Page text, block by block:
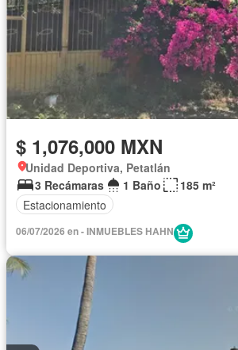
$ 1,076,000 MXN
Unidad Deportiva, Petatlán
3 Recámaras
1 Baño
185 m²
Estacionamiento
06/07/2026 en - INMUEBLES HAHN